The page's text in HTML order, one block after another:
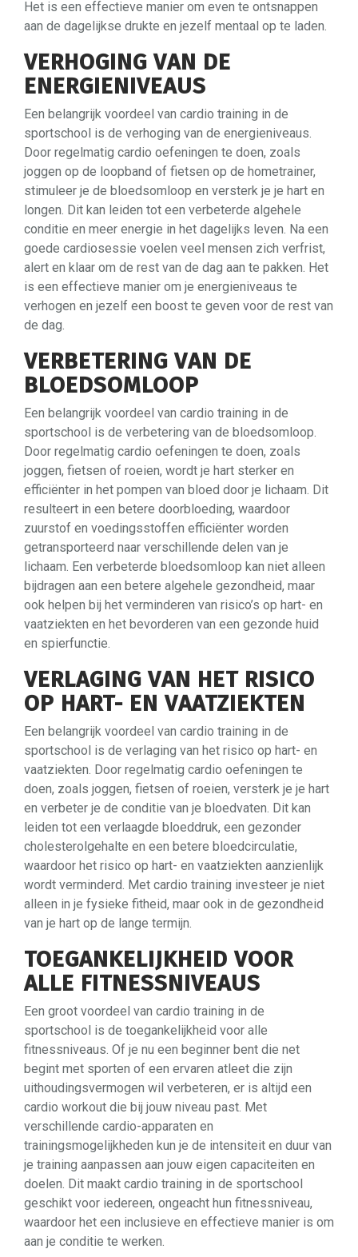
Het is een effectieve manier om even te ontsnappen
aan de dagelijkse drukte en jezelf mentaal op te laden.
VERHOGING VAN DE
ENERGIENIVEAUS
Een belangrijk voordeel van cardio training in de
sportschool is de verhoging van de energieniveaus.
Door regelmatig cardio oefeningen te doen, zoals
joggen op de loopband of fietsen op de hometrainer,
stimuleer je de bloedsomloop en versterk je je hart en
longen. Dit kan leiden tot een verbeterde algehele
conditie en meer energie in het dagelijks leven. Na een
goede cardiosessie voelen veel mensen zich verfrist,
alert en klaar om de rest van de dag aan te pakken. Het
is een effectieve manier om je energieniveaus te
verhogen en jezelf een boost te geven voor de rest van
de dag.
VERBETERING VAN DE
BLOEDSOMLOOP
Een belangrijk voordeel van cardio training in de
sportschool is de verbetering van de bloedsomloop.
Door regelmatig cardio oefeningen te doen, zoals
joggen, fietsen of roeien, wordt je hart sterker en
efficiënter in het pompen van bloed door je lichaam. Dit
resulteert in een betere doorbloeding, waardoor
zuurstof en voedingsstoffen efficiënter worden
getransporteerd naar verschillende delen van je
lichaam. Een verbeterde bloedsomloop kan niet alleen
bijdragen aan een betere algehele gezondheid, maar
ook helpen bij het verminderen van risico’s op hart- en
vaatziekten en het bevorderen van een gezonde huid
en spierfunctie.
VERLAGING VAN HET RISICO
OP HART- EN VAATZIEKTEN
Een belangrijk voordeel van cardio training in de
sportschool is de verlaging van het risico op hart- en
vaatziekten. Door regelmatig cardio oefeningen te
doen, zoals joggen, fietsen of roeien, versterk je je hart
en verbeter je de conditie van je bloedvaten. Dit kan
leiden tot een verlaagde bloeddruk, een gezonder
cholesterolgehalte en een betere bloedcirculatie,
waardoor het risico op hart- en vaatziekten aanzienlijk
wordt verminderd. Met cardio training investeer je niet
alleen in je fysieke fitheid, maar ook in de gezondheid
van je hart op de lange termijn.
TOEGANKELIJKHEID VOOR
ALLE FITNESSNIVEAUS
Een groot voordeel van cardio training in de
sportschool is de toegankelijkheid voor alle
fitnessniveaus. Of je nu een beginner bent die net
begint met sporten of een ervaren atleet die zijn
uithoudingsvermogen wil verbeteren, er is altijd een
cardio workout die bij jouw niveau past. Met
verschillende cardio-apparaten en
trainingsmogelijkheden kun je de intensiteit en duur van
je training aanpassen aan jouw eigen capaciteiten en
doelen. Dit maakt cardio training in de sportschool
geschikt voor iedereen, ongeacht hun fitnessniveau,
waardoor het een inclusieve en effectieve manier is om
aan je conditie te werken.